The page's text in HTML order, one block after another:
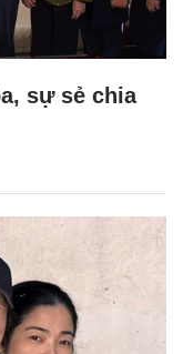
sự sẻ chia